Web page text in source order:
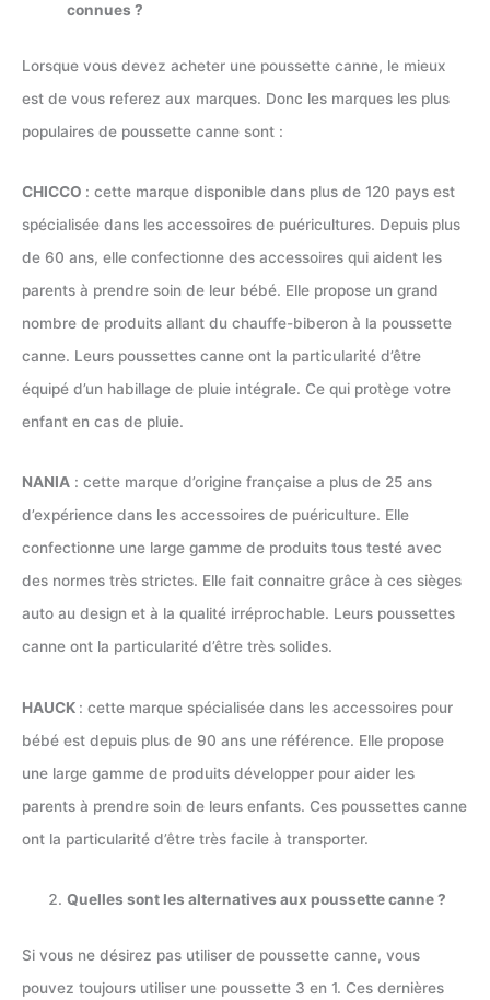
connues ?
Lorsque vous devez acheter une poussette canne, le mieux
est de vous referez aux marques. Donc les marques les plus
populaires de poussette canne sont :
CHICCO : cette marque disponible dans plus de 120 pays est
spécialisée dans les accessoires de puéricultures. Depuis plus
de 60 ans, elle confectionne des accessoires qui aident les
parents à prendre soin de leur bébé. Elle propose un grand
nombre de produits allant du chauffe-biberon à la poussette
canne. Leurs poussettes canne ont la particularité d’être
équipé d’un habillage de pluie intégrale. Ce qui protège votre
enfant en cas de pluie.
NANIA : cette marque d’origine française a plus de 25 ans
d’expérience dans les accessoires de puériculture. Elle
confectionne une large gamme de produits tous testé avec
des normes très strictes. Elle fait connaitre grâce à ces sièges
auto au design et à la qualité irréprochable. Leurs poussettes
canne ont la particularité d’être très solides.
HAUCK : cette marque spécialisée dans les accessoires pour
bébé est depuis plus de 90 ans une référence. Elle propose
une large gamme de produits développer pour aider les
parents à prendre soin de leurs enfants. Ces poussettes canne
ont la particularité d’être très facile à transporter.
Quelles sont les alternatives aux poussette canne ?
Si vous ne désirez pas utiliser de poussette canne, vous
pouvez toujours utiliser une poussette 3 en 1. Ces dernières